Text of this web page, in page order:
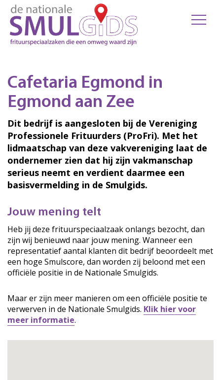
Cafetaria Egmond in
Egmond aan Zee
Dit bedrijf is aangesloten bij de Vereniging
Professionele Frituurders (ProFri). Met het
lidmaatschap van deze vakvereniging laat de
ondernemer zien dat hij zijn vakmanschap
serieus neemt en verdient daarmee een
basisvermelding in de Smulgids.
Jouw mening telt
Heb jij deze frituurspeciaalzaak onlangs bezocht, dan
zijn wij benieuwd naar jouw mening. Wanneer een
representatief aantal klanten dit bedrijf beoordeelt met
een hoge Smulscore, dan worden zij beloond met een
officiële positie in de Nationale Smulgids.
Maar er zijn meer manieren om een officiële positie te
verwerven in de Nationale Smulgids. Klik hier voor
meer informatie.